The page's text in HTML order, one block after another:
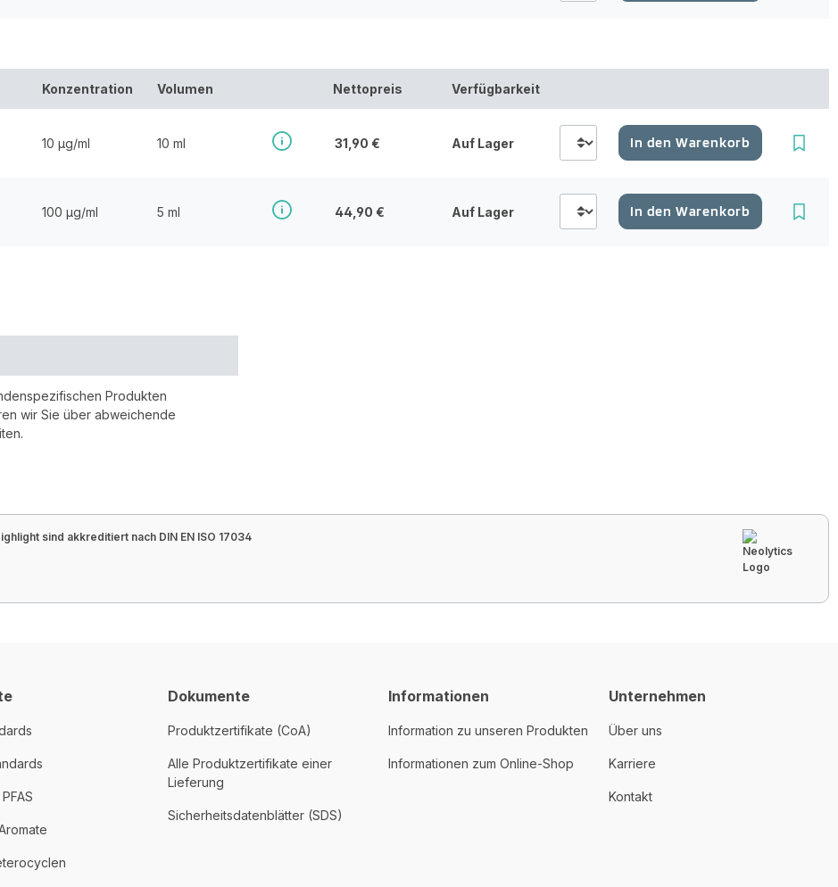
Konzentration Volumen Nettopreis Verfügbarkeit
10 µg/ml 10 ml 31,90 € Auf Lager In den Warenkorb
100 µg/ml 5 ml 44,90 € Auf Lager In den Warenkorb
Produkten
wir Sie über abweichende
sind akkreditiert nach DIN EN ISO 17034
Dokumente
Produktzertifikate (CoA)
Alle Produktzertifikate einer
Lieferung
Sicherheitsdatenblätter (SDS)
Informationen
Information zu unseren Produkten
Informationen zum Online-Shop
Unternehmen
Über uns
Karriere
Kontakt